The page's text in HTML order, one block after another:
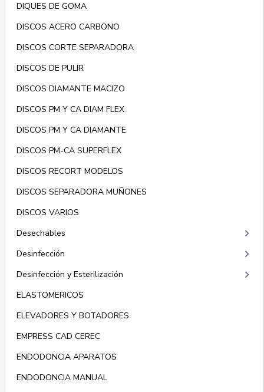
DIQUES DE GOMA
DISCOS ACERO CARBONO
DISCOS CORTE SEPARADORA
DISCOS DE PULIR
DISCOS DIAMANTE MACIZO
DISCOS PM Y CA DIAM FLEX
DISCOS PM Y CA DIAMANTE
DISCOS PM-CA SUPERFLEX
DISCOS RECORT MODELOS
DISCOS SEPARADORA MUÑONES
DISCOS VARIOS
Desechables
keyboard_arrow_right
Desinfección keyboard_arrow_right
Desinfección y Esterilización keyboard_arrow_right
ELASTOMERICOS
ELEVADORES Y BOTADORES
EMPRESS CAD CEREC
ENDODONCIA APARATOS
ENDODONCIA MANUAL